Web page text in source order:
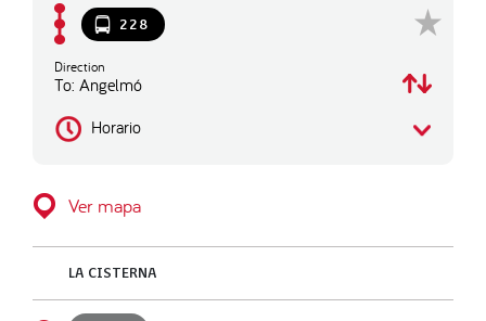
228
Direction
To: Angelmó
Horario
Ver mapa
LA CISTERNA